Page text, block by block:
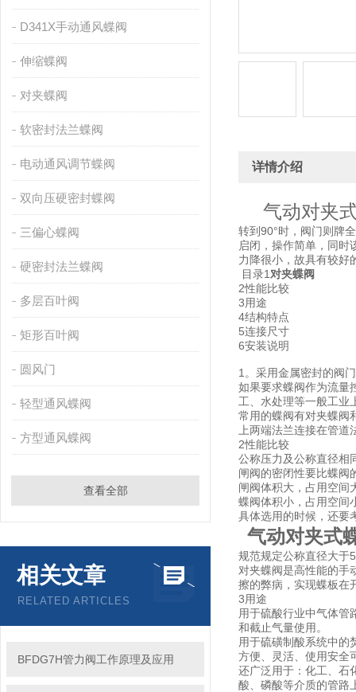
D341X手动通风蝶阀
伸缩蝶阀
对夹蝶阀
软密封法兰蝶阀
电动通风调节蝶阀
双向压硬密封蝶阀
三偏心蝶阀
硬密封法兰蝶阀
多层百叶阀
矩形百叶阀
圆风门
轻型通风蝶阀
方型通风蝶阀
查看全部
相关文章
RELATED ARTICLES
BFDG7H管力阀工作原理及应用
详情介绍
气动对夹
转到90°时，阀门则牌
启闭，操作简单，同时
力降很小，故具有较好
目录1 对夹蝶阀
2性能比较
3用途
4结构特点
5连接尺寸
6安装说明
1。采用金属密封的阀
如果要求蝶阀作为流量
工、水处理等一般工业
常用的蝶阀有对夹蝶阀
上两端法兰连接在管道
2性能比较
公称压力及公称直径相
闸阀的密闭性要比蝶阀
闸阀体积大，占用空间
蝶阀体积小，占用空间
具体选用的时候，还要
气动对夹式
规范规定公称直径大于
对夹蝶阀是高性能的手
擦的弊病，实现蝶板在
3用途
用于硫酸行业中气体管
和截止气量使用。
用于硫磺制酸系统中的
方便、灵活、使用安全
还广泛用于：化工、石
酸、磷酸等介质的管路